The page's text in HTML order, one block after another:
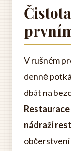
V rušném
denně
dbát na
nádraží